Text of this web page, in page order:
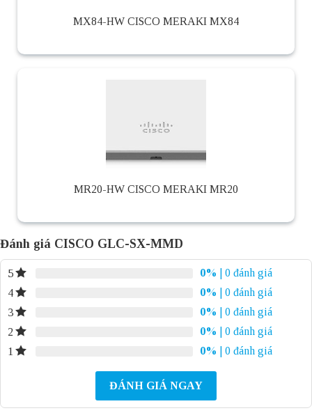
MX84-HW CISCO MERAKI MX84
MR20-HW CISCO MERAKI MR20
Đánh giá CISCO GLC-SX-MMD
5 0%
| 0 đánh giá
4
0%
| 0 đánh giá
3
0%
| 0 đánh giá
2
0%
| 0 đánh giá
1
0% | 0 đánh giá
ĐÁNH GIÁ NGAY